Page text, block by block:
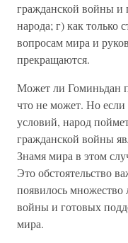
гражданской войны и
народа; г) как
вопросам мира и
прекращаются.
Может ли Гоминьдан
что не может. Но
условий, народ
гражданской войны
Знамя мира в этом
Это обстоятельство
появилось множество
войны и готовых
мира.